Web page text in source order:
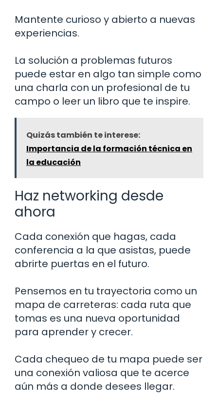
Mantente curioso y abierto a nuevas
experiencias.
La solución a problemas futuros
puede estar en algo tan simple como
una charla con un profesional de tu
campo o leer un libro que te inspire.
Quizás también te interese:
Importancia de la formación técnica en
la educación
Haz networking desde
ahora
Cada conexión que hagas, cada
conferencia a la que asistas, puede
abrirte puertas en el futuro.
Pensemos en tu trayectoria como un
mapa de carreteras: cada ruta que
tomas es una nueva oportunidad
para aprender y crecer.
Cada chequeo de tu mapa puede ser
una conexión valiosa que te acerce
aún más a donde desees llegar.